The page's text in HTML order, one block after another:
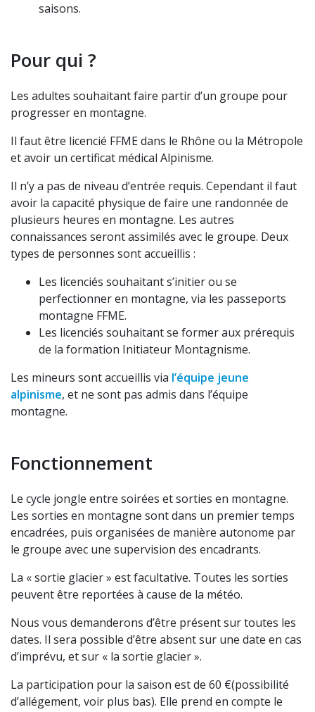
saisons.
Pour qui ?
Les adultes souhaitant faire partir d’un groupe pour
progresser en montagne.
Il faut être licencié FFME dans le Rhône ou la Métropole
et avoir un certificat médical Alpinisme.
Il n’y a pas de niveau d’entrée requis. Cependant il faut
avoir la capacité physique de faire une randonnée de
plusieurs heures en montagne. Les autres
connaissances seront assimilés avec le groupe. Deux
types de personnes sont accueillis :
Les licenciés souhaitant s’initier ou se
perfectionner en montagne, via les passeports
montagne FFME.
Les licenciés souhaitant se former aux prérequis
de la formation Initiateur Montagnisme.
Les mineurs sont accueillis via l’équipe jeune
alpinisme, et ne sont pas admis dans l’équipe
montagne.
Fonctionnement
Le cycle jongle entre soirées et sorties en montagne.
Les sorties en montagne sont dans un premier temps
encadrées, puis organisées de manière autonome par
le groupe avec une supervision des encadrants.
La « sortie glacier » est facultative. Toutes les sorties
peuvent être reportées à cause de la météo.
Nous vous demanderons d’être présent sur toutes les
dates. Il sera possible d’être absent sur une date en cas
d’imprévu, et sur « la sortie glacier ».
La participation pour la saison est de 60 €(possibilité
d’allégement, voir plus bas). Elle prend en compte le